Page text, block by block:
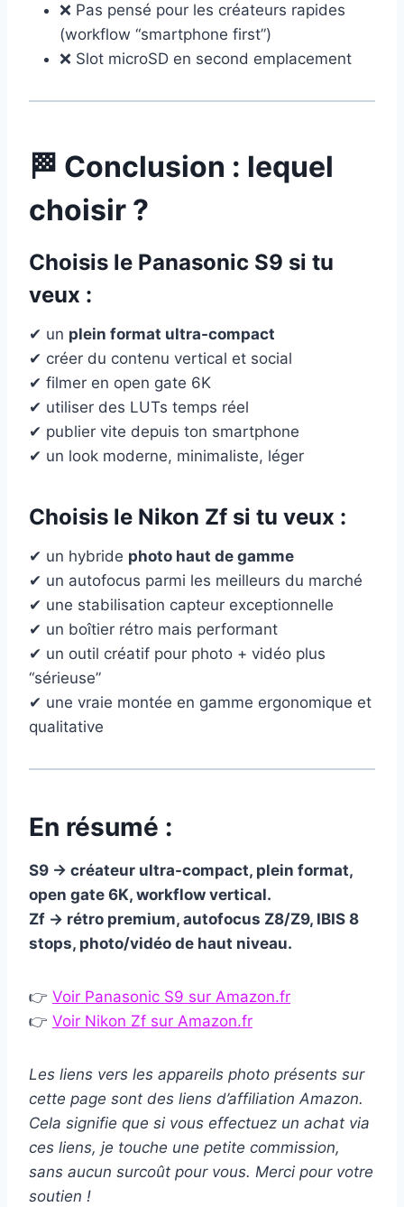
❌ Pas pensé pour les créateurs rapides
(workflow “smartphone first”)
❌ Slot microSD en second emplacement
🏁 Conclusion : lequel
choisir ?
Choisis le Panasonic S9 si tu
veux :
✔ un plein format ultra-compact
✔ créer du contenu vertical et social
✔ filmer en open gate 6K
✔ utiliser des LUTs temps réel
✔ publier vite depuis ton smartphone
✔ un look moderne, minimaliste, léger
Choisis le Nikon Zf si tu veux :
✔ un hybride photo haut de gamme
✔ un autofocus parmi les meilleurs du marché
✔ une stabilisation capteur exceptionnelle
✔ un boîtier rétro mais performant
✔ un outil créatif pour photo + vidéo plus
“sérieuse”
✔ une vraie montée en gamme ergonomique et
qualitative
En résumé :
S9 → créateur ultra-compact, plein format,
open gate 6K, workflow vertical.
Zf → rétro premium, autofocus Z8/Z9, IBIS 8
stops, photo/vidéo de haut niveau.
👉 Voir Panasonic S9 sur Amazon.fr
👉 Voir Nikon Zf sur Amazon.fr
Les liens vers les appareils photo présents sur
cette page sont des liens d’affiliation Amazon.
Cela signifie que si vous effectuez un achat via
ces liens, je touche une petite commission,
sans aucun surcoût pour vous. Merci pour votre
soutien !